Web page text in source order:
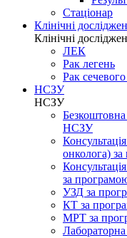
Стаціонар
Клінічні
Клінічні
ЛЕК
Рак легень
Рак сечевого
НСЗУ
НСЗУ
НСЗУ
онколога)
за
УЗД за
КТ за
МРТ за